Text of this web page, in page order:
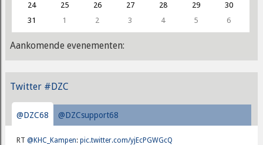
24
25 26 27 28 29
30
31
1 2 3 4 5 6
Aankomende evenementen:
Twitter #DZC
@DZC68 @DZCsupport68
RT@KHC_Kampen:pic.twitter.com/yjEcPGWGcQ